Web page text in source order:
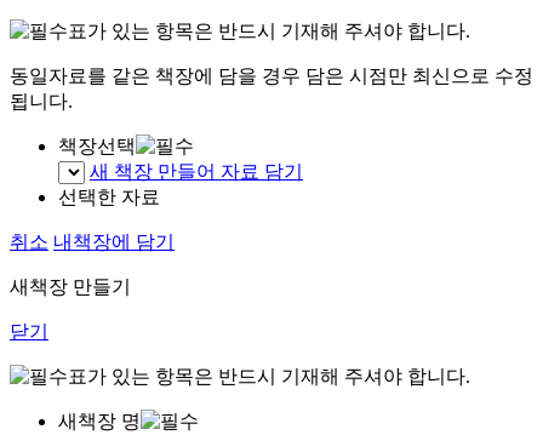
표가 있는 항목은 반드시 기재해 주셔야 합니다.
동일자료를 같은 책장에 담을 경우 담은 시점만 최신으로 수정
됩니다.
책장선택
새 책장 만들어 자료 담기
선택한 자료
취소 내책장에 담기
새책장 만들기
닫기
표가 있는 항목은 반드시 기재해 주셔야 합니다.
새책장 명